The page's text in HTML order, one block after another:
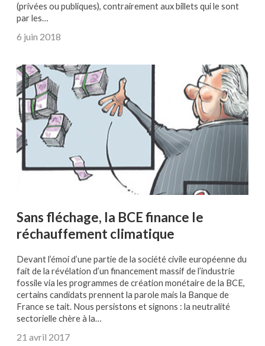
(privées ou publiques), contrairement aux billets qui le sont
par les…
6 juin 2018
Sans fléchage, la BCE finance le
réchauffement climatique
Devant l’émoi d’une partie de la société civile européenne du
fait de la révélation d’un financement massif de l’industrie
fossile via les programmes de création monétaire de la BCE,
certains candidats prennent la parole mais la Banque de
France se tait. Nous persistons et signons : la neutralité
sectorielle chère à la…
21 avril 2017